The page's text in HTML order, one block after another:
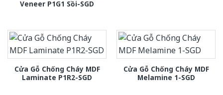
Veneer P1G1 Sồi-SGD
Cửa Gỗ Chống Cháy MDF
Laminate P1R2-SGD
Cửa Gỗ Chống Cháy MDF
Melamine 1-SGD